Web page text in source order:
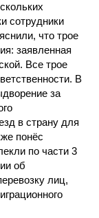
сотрудники
что трое
заявленная
Все трое
В
за
в страну для
понёс
по части 3
об
лиц,